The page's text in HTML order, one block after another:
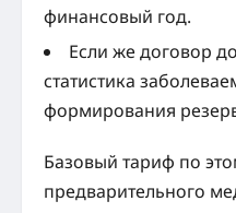
финансовый год.
Если же договор
статистика
формирования
Базовый тариф по
предварительного